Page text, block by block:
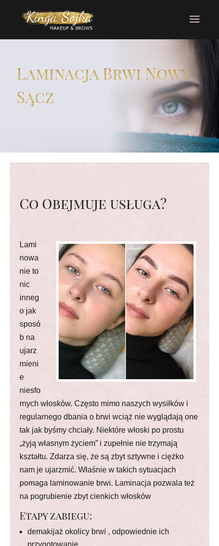
Laminacja Brwi Nowy
Sącz
Co Obejmuje usługa?
Lami
nowa
nie to
nic
inneg
o jak
sposó
b na
ujarz
mieni
e
niesfo
rnych włosków. Często mimo naszych wysiłków i
regularnego dbania o brwi wciąż nie wyglądają one
tak jak byśmy chciały. Niektóre włoski po prostu
„żyją własnym życiem” i zupełnie nie trzymają
kształtu. Zdarza się, że są zbyt sztywne i ciężko
nam je ujarzmić. Właśnie w takich sytuacjach
pomaga laminowanie brwi. Laminacja pozwala też
na pogrubienie zbyt cienkich włosków
Etapy zabiegu:
demakijaż okolicy brwi , odpowiednie ich
przygotowanie